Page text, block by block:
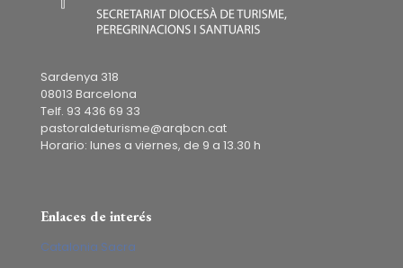
Sardenya 318
08013 Barcelona
Telf. 93 436 69 33
pastoraldeturisme@arqbcn.cat
Horario: lunes a viernes, de 9 a 13.30 h
Enlaces de interés
Catalonia Sacra